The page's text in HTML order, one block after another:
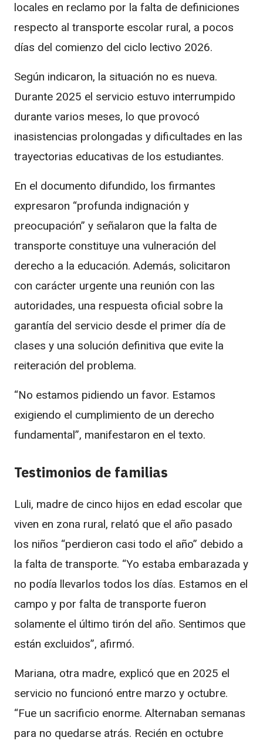
locales en reclamo por la falta de definiciones
respecto al transporte escolar rural, a pocos
días del comienzo del ciclo lectivo 2026.
Según indicaron, la situación no es nueva.
Durante 2025 el servicio estuvo interrumpido
durante varios meses, lo que provocó
inasistencias prolongadas y dificultades en las
trayectorias educativas de los estudiantes.
En el documento difundido, los firmantes
expresaron “profunda indignación y
preocupación” y señalaron que la falta de
transporte constituye una vulneración del
derecho a la educación. Además, solicitaron
con carácter urgente una reunión con las
autoridades, una respuesta oficial sobre la
garantía del servicio desde el primer día de
clases y una solución definitiva que evite la
reiteración del problema.
“No estamos pidiendo un favor. Estamos
exigiendo el cumplimiento de un derecho
fundamental”, manifestaron en el texto.
Testimonios de familias
Luli, madre de cinco hijos en edad escolar que
viven en zona rural, relató que el año pasado
los niños “perdieron casi todo el año” debido a
la falta de transporte. “Yo estaba embarazada y
no podía llevarlos todos los días. Estamos en el
campo y por falta de transporte fueron
solamente el último tirón del año. Sentimos que
están excluidos”, afirmó.
Mariana, otra madre, explicó que en 2025 el
servicio no funcionó entre marzo y octubre.
“Fue un sacrificio enorme. Alternaban semanas
para no quedarse atrás. Recién en octubre